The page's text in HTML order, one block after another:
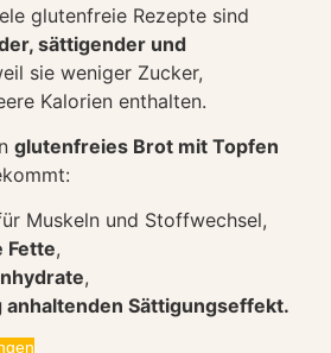
glutenfreie Rezepte sind
sättigender und
sie weniger Zucker,
Kalorien enthalten.
glutenfreies Brot mit Topfen
Muskeln und Stoffwechsel,
Fette,
,
anhaltenden Sättigungseffekt.